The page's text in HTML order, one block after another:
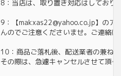
8：当店は、取り置き対応はしており
9：【makxas22@yahoo.co.jp】のア
んのでご注意くださいませ。ご連絡
10：商品ご落札後、配送業者の兼ね
その際は、急遽キャンセルさせて頂